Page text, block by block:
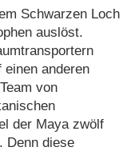
Schwarzen Loch
auslöst.
anderen
von
der Maya zwölf
Denn diese